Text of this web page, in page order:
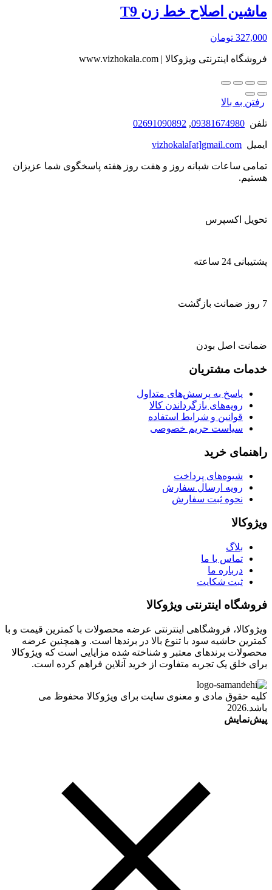
ماشین اصلاح خط زن T9
327,000 تومان
فروشگاه اینترنتی ویژوکالا | www.vizhokala.com
رفتن به بالا
تلفن 09381674980
,
02691090892
ایمیل vizhokala[at]gmail.com
تمامی ساعات شبانه روز و هفت روز هفته پاسخگوی شما عزیزان
هستیم.
تحویل اکسپرس
پشتیبانی 24 ساعته
7 روز ضمانت بازگشت
ضمانت اصل بودن
خدمات مشتریان
پاسخ به پرسش‌های متداول
رویه‌های بازگرداندن کالا
قوانین و شرایط استفاده
سیاست حریم خصوصی
راهنمای خرید
شیوه‌های پرداخت
رویه ارسال سفارش
نحوه ثبت سفارش
ویژوکالا
بلاگ
تماس با ما
درباره ما
ثبت شکایت
فروشگاه اینترنتی ویژوکالا
ویژوکالا، فروشگاهی اینترنتی عرضه محصولات با کمترین قیمت و با
کمترین حاشیه سود با تنوع بالا در برندها است. و همچنین عرضه
محصولات برندهای معتبر و شناخته شده مزایایی است که ویژوکالا
برای خلق یک تجربه متفاوت از خرید آنلاین فراهم کرده است.
کلیه حقوق مادی و معنوی سایت برای ویژوکالا محفوظ می
باشد.2026
پیش‌نمایش